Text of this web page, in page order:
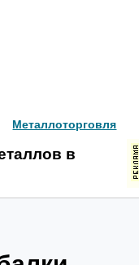
Металлоторговля
в